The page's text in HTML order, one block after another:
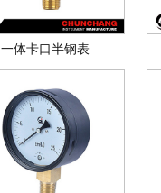
一体卡口半钢表